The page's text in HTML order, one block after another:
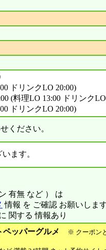
ドリンクLO 20:00)
(料理LO 13:00 ドリンク
ドリンクLO 20:00)
ください。
ます。
有無 など ） は
情報 を ご確認 お願いしま
関する 情報あり
ッパーグルメ
※ クーポン